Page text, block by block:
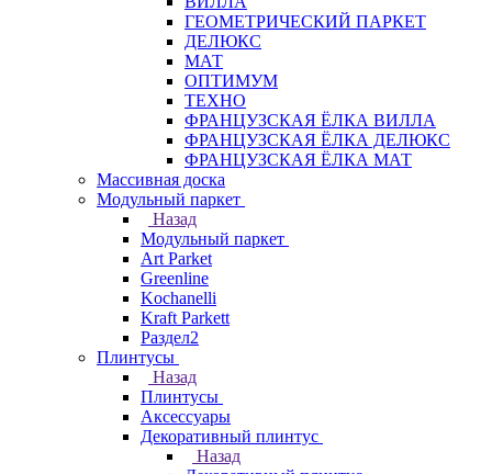
ГЕОМЕТРИЧЕСКИЙ ПАРКЕТ
ДЕЛЮКС
МАТ
ОПТИМУМ
ТЕХНО
ФРАНЦУЗСКАЯ ЁЛКА ВИЛЛА
ФРАНЦУЗСКАЯ ЁЛКА ДЕЛЮКС
ФРАНЦУЗСКАЯ ЁЛКА МАТ
Массивная доска
Модульный паркет
Назад
Модульный паркет
Art Parket
Greenline
Kochanelli
Kraft Parkett
Раздел2
Плинтусы
Назад
Плинтусы
Аксессуары
Декоративный плинтус
Назад